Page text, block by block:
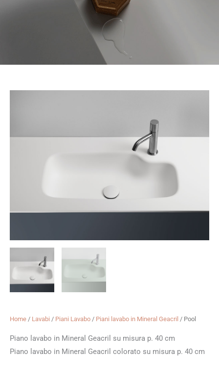
Home / Lavabi / Piani Lavabo / Piani lavabo in Mineral Geacril / Pool
Piano lavabo in Mineral Geacril su misura p. 40 cm
Piano lavabo in Mineral Geacril colorato su misura p. 40 cm